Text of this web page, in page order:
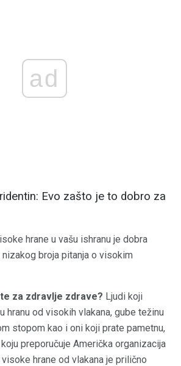
ad
Evo zašto je to dobro za
hrane u vašu ishranu je dobra
broja pitanja o visokim
za zdravlje zdrave? Ljudi koji
hranu od visokih vlakana, gube težinu
stopom kao i oni koji prate pametnu,
preporučuje Američka organizacija
hrane od vlakana je prilično